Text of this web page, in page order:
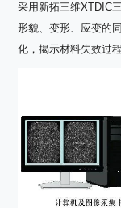
采用新拓三维XTDIC
形貌、变形、应变的
化，揭示材料失效过